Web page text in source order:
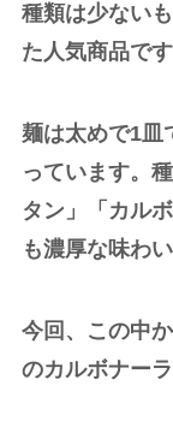
種類は少ない
た人気商品です
麺は太めで1皿
っています。
タン」「カル
も濃厚な味わい
今回、この中
のカルボナーラ